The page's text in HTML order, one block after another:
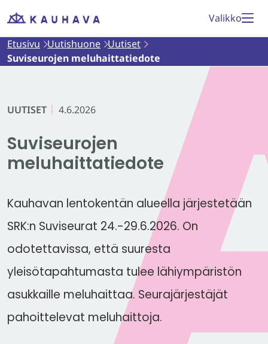
Siirry
Etusivu
Valikko
Etusivu Uutishuone Uutiset
Suviseurojen meluhaittatiedote
UUTISET 4.6.2026
Suviseurojen
meluhaittatiedote
Kauhavan lentokentän alueella järjestetään
SRK:n Suviseurat 24.-29.6.2026. On
odotettavissa, että suuresta
yleisötapahtumasta tulee lähiympäristön
asukkaille meluhaittaa. Seurajärjestäjät
pahoittelevat meluhaittoja.